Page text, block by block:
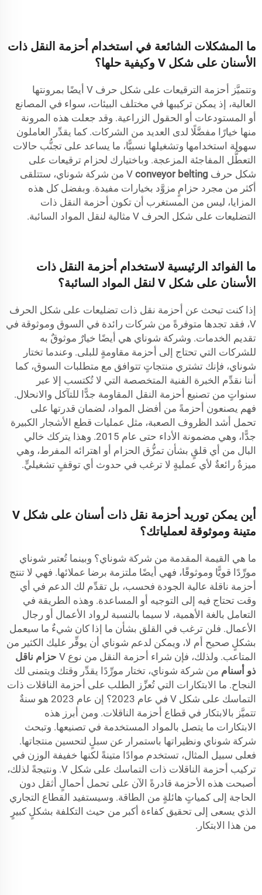
ما المشكلات الشائعة في استخدام أحزمة النقل ذات
الأسنان على شكل V وكيفية حلها؟
وتتميَّز أحزمة الترقيعات على شكل حرف V أيضًا بمرونتها
العالية، إذ يمكن تركيبها في مختلف البيئات، سواء في المصانع
أو المستودعات أو الحقول الزراعية. وقد جعلت هذه المرونة
منها خيارًا مفضَّلًا لدى العديد من الشركات. كما يقدِّر العاملون
سهولة استخدامها وتشغيلها نسبيًّا، ما يساعد على تجنُّب حالات
التعطُّل المفاجئة المزعجة. وباختيارك لحزام ترقيعات على
شكل حرف V conveyor belting
من شركة شوناي، ستتلقى
أكثر من مجرد حزامٍ مزوَّد بخيارات مفيدة. وبفضل كل هذه
المزايا، ليس من المستغرب أن تكون أحزمة النقل ذات
التضليعات على شكل الحرف V مثالية لنقل المواد السائبة.
ما الفوائد الرئيسية لاستخدام أحزمة النقل ذات
الأسنان على شكل V لنقل المواد السائبة؟
إذا كنت تبحث عن أحزمة نقل ذات تضليعات على شكل الحرف
V، فقد تجدها متوفرةً من شركات رائدة في السوق وموثوقة في
تقديم الخدمات. وشركة شوناي هي أيضًا خيارٌ موثوقٌ به
للشركات التي تحتاج إلى أحزمة مقاومةٍ للبلى. وعندما تختار
شوناي، فإنك تشتري منتجاتٍ تتوافق مع متطلبات السوق، كما
أننا نقدِّم الخبرة الفنية المتخصصة التي لا تُكتسب إلا عبر
سنواتٍ من تصنيع أحزمة النقل المقاومة جدًّا للتآكل والانحلال.
فهم يصنعون أحزمةً من أفضل المواد، لضمان قدرتها على
تحمل أشد الظروف الصعبة، مثل عمليات قطع الأشجار الكبيرة
جدًّا، وهي مضمونة الأداء حتى عام 2015. وهذا يتركك خالي
البال من أي قلقٍ بشأن تمزُّق الحزام أو اهترائه المفرط، وهي
ميزةٌ رائعةٌ لأي عمليةٍ لا ترغب في حدوث أي توقفٍ تشغيليٍّ.
أين يمكن توريد أحزمة نقل ذات أسنان على شكل V
متينة وموثوقة لعملياتك؟
ما هي القيمة المقدمة من شركة شوناي؟ وبينما تُعتبر شوناي
مورِّدًا قويًّا وموثوقًا، فهي أيضًا ملتزمة برضا عملائها. فهي لا تنتج
أحزمة ناقلة عالية الجودة فحسب، بل تقدِّم لك الدعم في أي
وقت تحتاج فيه إلى التوجيه أو المساعدة. وهذه الطريقة في
التعامل بالغة الأهمية، لا سيما بالنسبة لرواد الأعمال أو رجال
الأعمال. فلن ترغب في القلق بشأن ما إذا كان شيءٌ ما سيعمل
بشكلٍ صحيح أم لا، ويمكن لدعم شوناي أن يوفِّر عليك الكثير من
المتاعب. ولذلك، فإن شراء أحزمة النقل من نوع V
حزام ناقل
ذو أسنام من شركة شوناي، تختار مورِّدًا يقدِّر وقتك ويتمنى لك
النجاح. ما الابتكارات التي تُعزِّز الطلب على أحزمة الناقلات ذات
التماسك على شكل V في عام 2023؟ إن عام 2023 هو سنةٌ
تتميَّز بالابتكار في قطاع أحزمة الناقلات. ومن أبرز هذه
الابتكارات ما يتصل بالمواد المستخدمة في تصنيعها. وتبحث
شركة شوناي ونظيراتها باستمرار عن سبلٍ لتحسين منتجاتها.
فعلى سبيل المثال، تستخدم موادًا متينةً لكنها خفيفة الوزن في
تركيب أحزمة الناقلات ذات التماسك على شكل V. ونتيجةً لذلك،
أصبحت هذه الأحزمة قادرةً الآن على تحمل أحمالٍ أثقل دون
الحاجة إلى كمياتٍ هائلةٍ من الطاقة. وسيستفيد القطاع التجاري
الذي يسعى إلى تحقيق كفاءة أكبر من حيث التكلفة بشكلٍ كبيرٍ
من هذا الابتكار.